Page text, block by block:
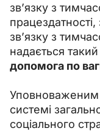
зв’язку з
зв’язку з
надається
допомога по
Уповноваженим
системі
соціального